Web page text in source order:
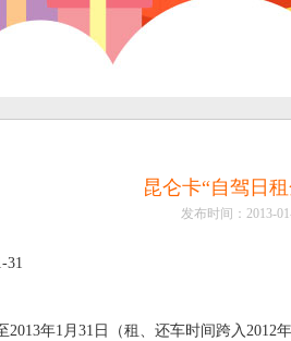
昆仑卡“自驾日
发布时间：2013-
31
2013年1月31日（租、还车时间跨入2012